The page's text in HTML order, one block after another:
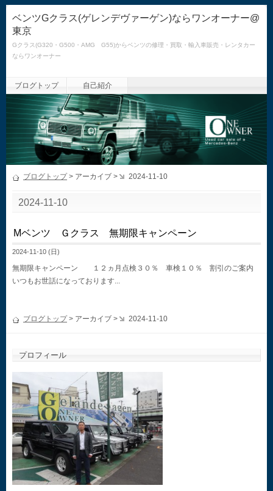
ベンツGクラス(ゲレンデヴァーゲン)ならワンオーナー@
東京
Gクラス(G320・G500・AMG G55)からベンツの修理・買取・輸入車販売・レンタカー
ならワンオーナー
ブログトップ 自己紹介
ブログトップ> アーカイブ > 2024-11-10
2024-11-10
Mベンツ Ｇクラス 無期限キャンペーン
2024-11-10 (日)
無期限キャンペーン １２ヵ月点検３０％ 車検１０％ 割引のご案内
いつもお世話になっております...
ブログトップ> アーカイブ > 2024-11-10
プロフィール